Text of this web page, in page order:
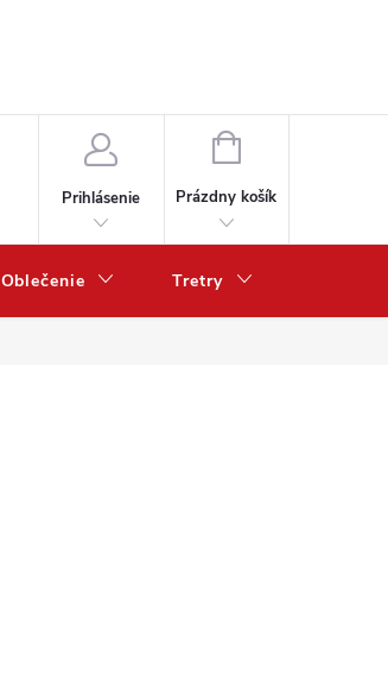
Prihlásenie
NÁKUPNÝ
Prázdny košík
Oblečenie Tretry